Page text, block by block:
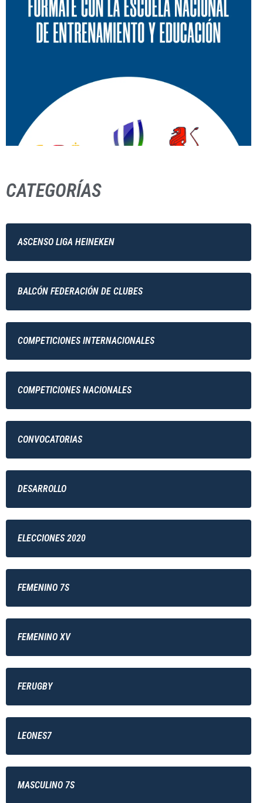
CATEGORÍAS
ASCENSO LIGA HEINEKEN
BALCÓN FEDERACIÓN DE CLUBES
COMPETICIONES INTERNACIONALES
COMPETICIONES NACIONALES
CONVOCATORIAS
DESARROLLO
ELECCIONES 2020
FEMENINO 7S
FEMENINO XV
FERUGBY
LEONES7
MASCULINO 7S